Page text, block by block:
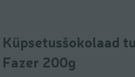
Küpsetusšokolaad
Fazer 200g